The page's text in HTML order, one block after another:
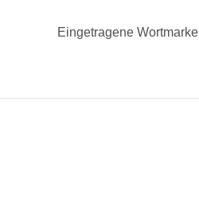
Eingetragene Wortmarke